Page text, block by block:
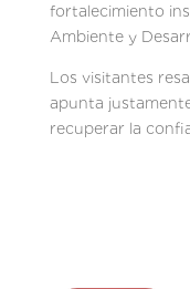
fortalecimiento
Ambiente y
Los visitantes
apunta
recuperar la